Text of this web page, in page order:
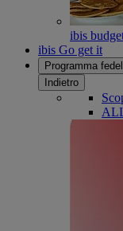
ibis
ibis Go get it
Programma
Indietro